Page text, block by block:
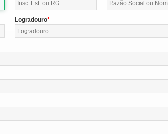
Logradouro